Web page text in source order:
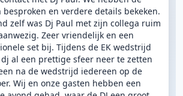
besproken en verdere details bekeken.
zelf was Dj Paul met zijn collega ruim
Zeer vriendelijk en een
set bij. Tijdens de EK wedstrijd
al een prettige sfeer neer te zetten
na de wedstrijd iedereen op de
Wij en onze gasten hebben een